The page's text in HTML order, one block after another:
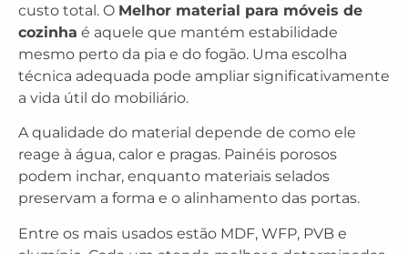
custo total. O Melhor material para móveis de
cozinha é aquele que mantém estabilidade
mesmo perto da pia e do fogão. Uma escolha
técnica adequada pode ampliar significativamente
a vida útil do mobiliário.
A qualidade do material depende de como ele
reage à água, calor e pragas. Painéis porosos
podem inchar, enquanto materiais selados
preservam a forma e o alinhamento das portas.
Entre os mais usados estão MDF, WFP, PVB e